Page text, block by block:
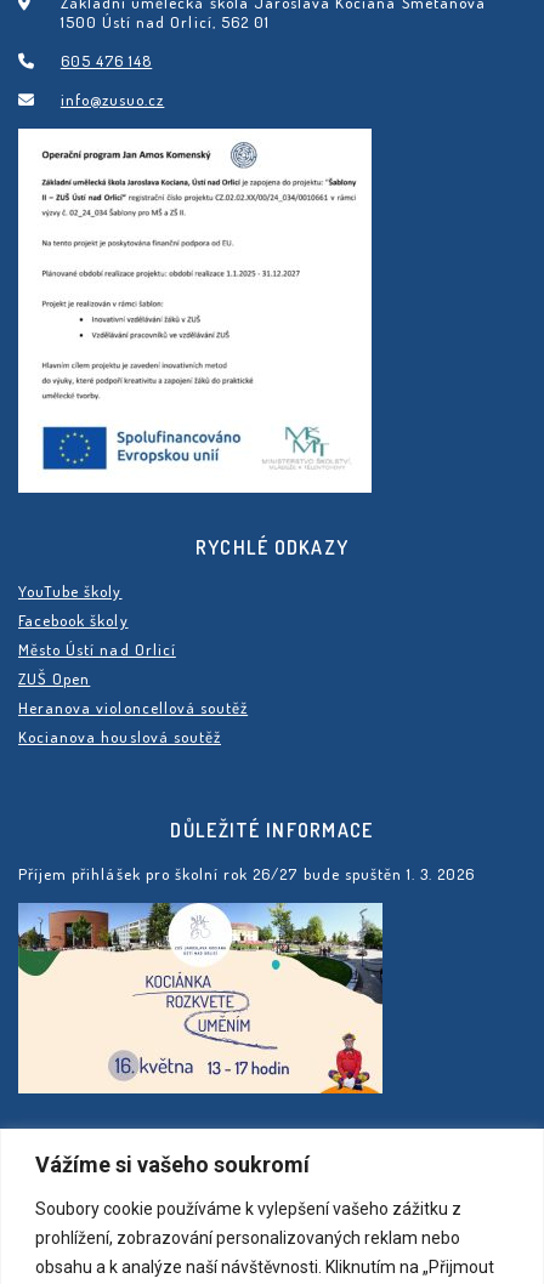
Vážíme si vašeho soukromí
Soubory cookie používáme k vylepšení vašeho zážitku z
prohlížení, zobrazování personalizovaných reklam nebo
obsahu a k analýze naší návštěvnosti. Kliknutím na „Přijmout
1500 Ústí nad Orlicí, 562 01
605 476 148
info@zusuo.cz
RYCHLÉ ODKAZY
YouTube školy
Facebook školy
Město Ústí nad Orlicí
ZUŠ Open
Heranova violoncellová soutěž
Kocianova houslová soutěž
DŮLEŽITÉ INFORMACE
Příjem přihlášek pro školní rok 26/27 bude spuštěn 1. 3. 2026